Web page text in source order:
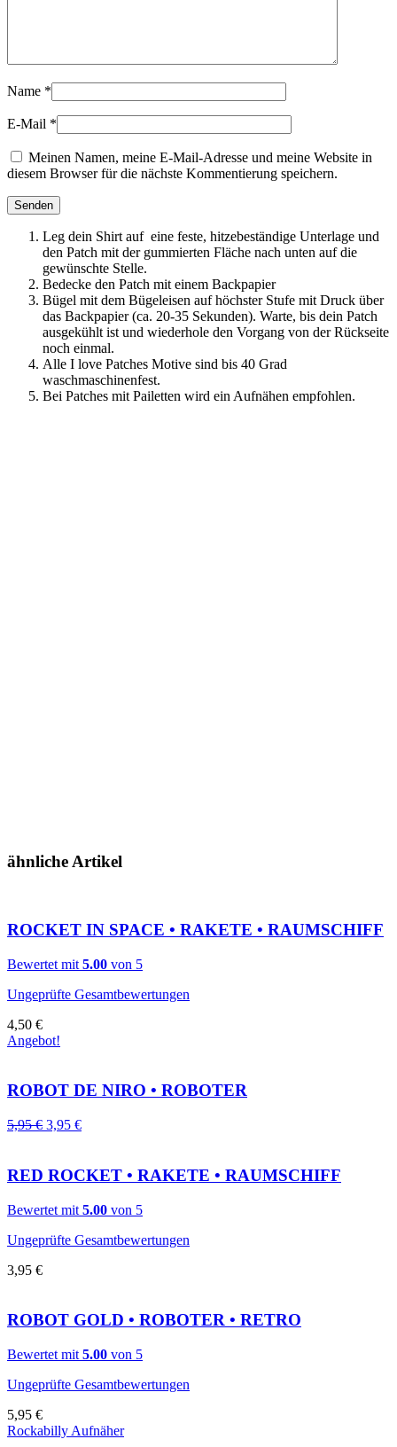
Name *
E-Mail *
Meinen Namen, meine E-Mail-Adresse und meine Website in
diesem Browser für die nächste Kommentierung speichern.
Leg dein Shirt auf eine feste, hitzebeständige Unterlage und
den Patch mit der gummierten Fläche nach unten auf die
gewünschte Stelle.
Bedecke den Patch mit einem Backpapier
Bügel mit dem Bügeleisen auf höchster Stufe mit Druck über
das Backpapier (ca. 20-35 Sekunden). Warte, bis dein Patch
ausgekühlt ist und wiederhole den Vorgang von der Rückseite
noch einmal.
Alle I love Patches Motive sind bis 40 Grad
waschmaschinenfest.
Bei Patches mit Pailetten wird ein Aufnähen empfohlen.
ähnliche Artikel
ROCKET IN SPACE • RAKETE • RAUMSCHIFF
Bewertet mit 5.00 von 5
Ungeprüfte Gesamtbewertungen
4,50 €
Angebot!
ROBOT DE NIRO • ROBOTER
5,95€ 3,95 €
RED ROCKET • RAKETE • RAUMSCHIFF
Bewertet mit 5.00 von 5
Ungeprüfte Gesamtbewertungen
3,95 €
ROBOT GOLD • ROBOTER • RETRO
Bewertet mit 5.00 von 5
Ungeprüfte Gesamtbewertungen
5,95 €
Rockabilly Aufnäher